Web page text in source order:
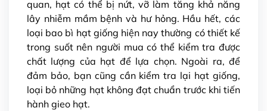
quan, hạt có thể bị nứt, vỡ làm tăng khả năng
lây nhiễm mầm bệnh và hư hỏng. Hầu hết, các
loại bao bì hạt giống hiện nay thường có thiết kế
trong suốt nên người mua có thể kiểm tra được
chất lượng của hạt để lựa chọn. Ngoài ra, để
đảm bảo, bạn cũng cần kiểm tra lại hạt giống,
loại bỏ những hạt không đạt chuẩn trước khi tiến
hành gieo hạt.